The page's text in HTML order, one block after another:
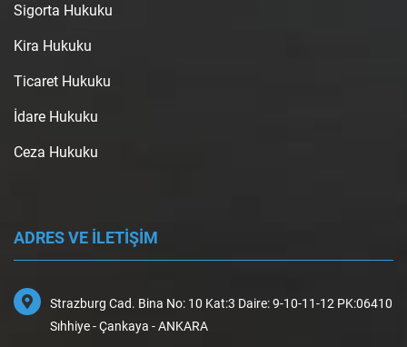
Sigorta Hukuku
Kira Hukuku
Ticaret Hukuku
İdare Hukuku
Ceza Hukuku
ADRES VE İLETİŞİM
Strazburg Cad. Bina No: 10 Kat:3 Daire: 9-10-11-12 PK:06410
Sıhhiye - Çankaya - ANKARA